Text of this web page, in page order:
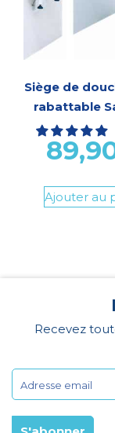
Siège de
rabattable
Ajouter au
Recevez